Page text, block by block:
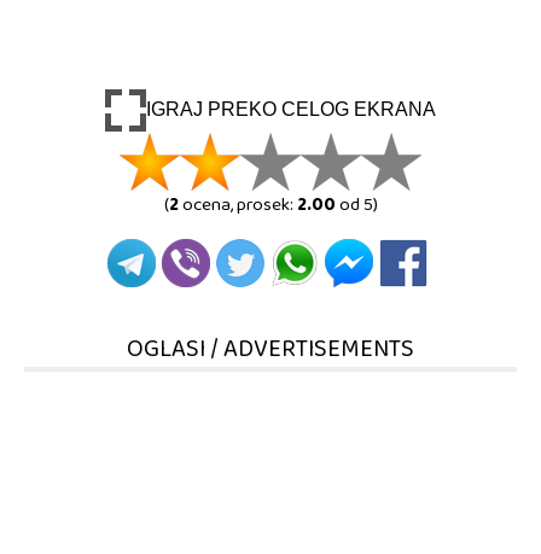
IGRAJ PREKO CELOG EKRANA
(2ocena, prosek:2.00od 5)
OGLASI / ADVERTISEMENTS